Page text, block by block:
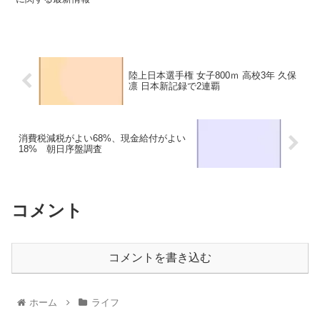
陸上日本選手権 女子800ｍ 高校3年 久保
凛 日本新記録で2連覇
消費税減税がよい68%、現金給付がよい
18% 朝日序盤調査
コメント
コメントを書き込む
ホーム ライフ